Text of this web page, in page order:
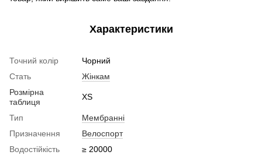
Характеристики
Точний колір
Чорний
Стать
Жінкам
Розмірна
таблиця
XS
Тип
Мембранні
Призначення
Велоспорт
Водостійкість
≥ 20000